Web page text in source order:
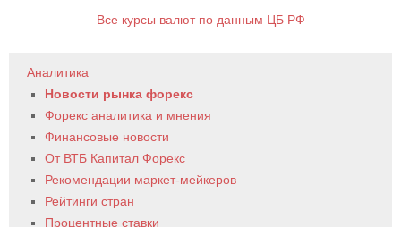
Все курсы валют по данным ЦБ РФ
Аналитика
Новости рынка форекс
Форекс аналитика и мнения
Финансовые новости
От ВТБ Капитал Форекс
Рекомендации маркет-мейкеров
Рейтинги стран
Процентные ставки